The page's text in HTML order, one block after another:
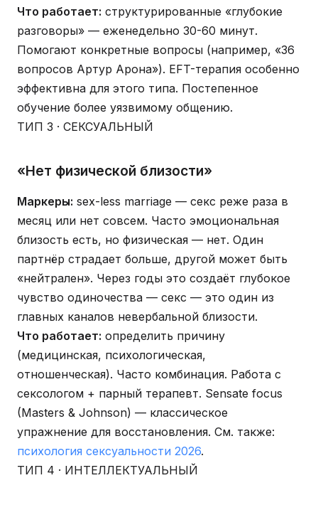
Что работает: структурированные «глубокие
разговоры» — еженедельно 30-60 минут.
Помогают конкретные вопросы (например, «36
вопросов Артур Арона»). EFT-терапия особенно
эффективна для этого типа. Постепенное
обучение более уязвимому общению.
ТИП 3 · СЕКСУАЛЬНЫЙ
«Нет физической близости»
Маркеры: sex-less marriage — секс реже раза в
месяц или нет совсем. Часто эмоциональная
близость есть, но физическая — нет. Один
партнёр страдает больше, другой может быть
«нейтрален». Через годы это создаёт глубокое
чувство одиночества — секс — это один из
главных каналов невербальной близости.
Что работает: определить причину
(медицинская, психологическая,
отношенческая). Часто комбинация. Работа с
сексологом + парный терапевт. Sensate focus
(Masters & Johnson) — классическое
упражнение для восстановления. См. также:
психология сексуальности 2026.
ТИП 4 · ИНТЕЛЛЕКТУАЛЬНЫЙ